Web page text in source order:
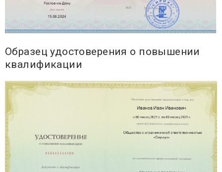
Образец удостоверения о повышении
квалификации